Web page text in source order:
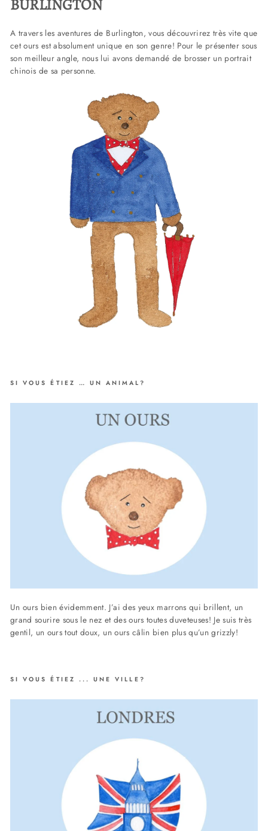
BURLINGTON
A travers les aventures de Burlington, vous découvrirez très vite que
cet ours est absolument unique en son genre! Pour le présenter sous
son meilleur angle, nous lui avons demandé de brosser un portrait
chinois de sa personne.
SI VOUS ÉTIEZ … UN ANIMAL?
Un ours bien évidemment. J’ai des yeux marrons qui brillent, un
grand sourire sous le nez et des ours toutes duveteuses! Je suis très
gentil, un ours tout doux, un ours câlin bien plus qu’un grizzly!
SI VOUS ÉTIEZ ... UNE VILLE?